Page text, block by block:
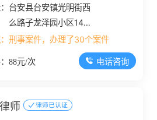
台安县台安镇光明街西
么路子龙泽园小区14号
楼西27号门市
刑事案件，办理了30个案件
88元/次 电话咨询
师 律师已认证